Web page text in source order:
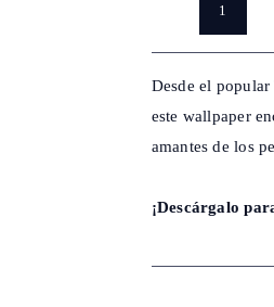
Gamer
Desde el
este wallpaper
amantes de los
¡Descárgalo